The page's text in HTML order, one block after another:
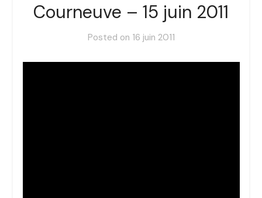
Courneuve – 15 juin 2011
Posted on 16 juin 2011